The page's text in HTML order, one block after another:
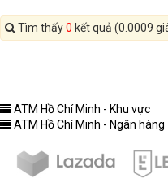
Tìm thấy0 kết quả (0.0009
ATM Hồ Chí Minh - Khu vực
ATM Hồ Chí Minh - Ngân hàng